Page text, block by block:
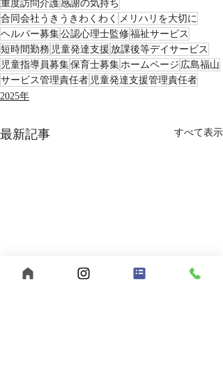
重度訪問介護 感謝の気持ち
合同会社うきうきわくわく メリハリを大切に
ヘルパー募集公認心理士監修福祉サービス
短時間勤務 児童発達支援 放課後等デイサービス
児童指導員募集保育士募集ホームページ 広島福山
サービス管理責任者 児童発達支援管理責任者
2025年
最新記事 すべて表示